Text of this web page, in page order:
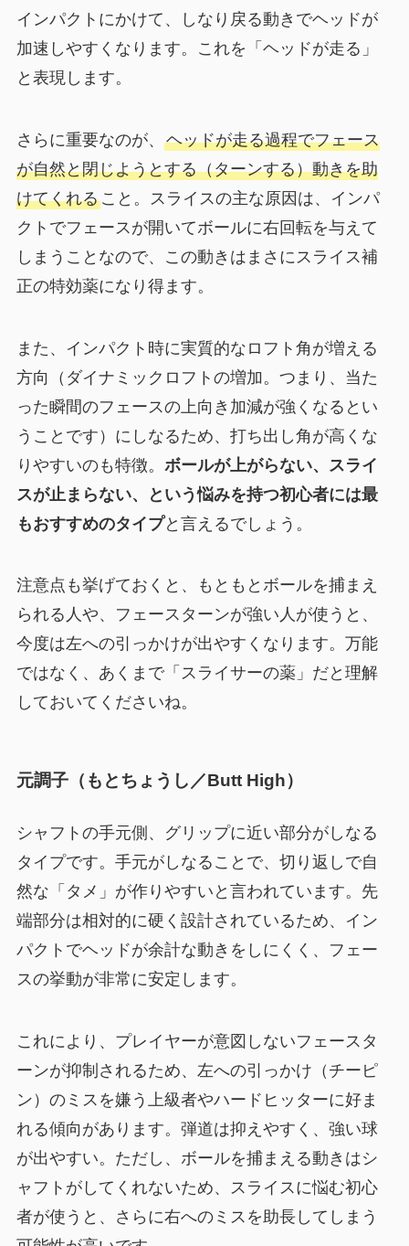
インパクトにかけて、しなり戻る動きでヘッドが
加速しやすくなります。これを「ヘッドが走る」
と表現します。
さらに重要なのが、 ヘッドが走る過程でフェース
が自然と閉じようとする（ターンする）動きを助
けてくれること。スライスの主な原因は、インパ
クトでフェースが開いてボールに右回転を与えて
しまうことなので、この動きはまさにスライス補
正の特効薬になり得ます。
また、インパクト時に実質的なロフト角が増える
方向（ダイナミックロフトの増加。つまり、当た
った瞬間のフェースの上向き加減が強くなるとい
うことです）にしなるため、打ち出し角が高くな
りやすいのも特徴。 ボールが上がらない、スライ
スが止まらない、という悩みを持つ初心者には最
もおすすめのタイプと言えるでしょう。
注意点も挙げておくと、もともとボールを捕まえ
られる人や、フェースターンが強い人が使うと、
今度は左への引っかけが出やすくなります。万能
ではなく、あくまで「スライサーの薬」だと理解
しておいてくださいね。
元調子（もとちょうし／Butt High）
シャフトの手元側、グリップに近い部分がしなる
タイプです。手元がしなることで、切り返しで自
然な「タメ」が作りやすいと言われています。先
端部分は相対的に硬く設計されているため、イン
パクトでヘッドが余計な動きをしにくく、フェー
スの挙動が非常に安定します。
これにより、プレイヤーが意図しないフェースタ
ーンが抑制されるため、左への引っかけ（チーピ
ン）のミスを嫌う上級者やハードヒッターに好ま
れる傾向があります。弾道は抑えやすく、強い球
が出やすい。ただし、ボールを捕まえる動きはシ
ャフトがしてくれないため、スライスに悩む初心
者が使うと、さらに右へのミスを助長してしまう